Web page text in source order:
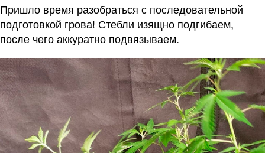
Пришло время разобраться с последовательной
подготовкой грова! Стебли изящно подгибаем,
после чего аккуратно подвязываем.